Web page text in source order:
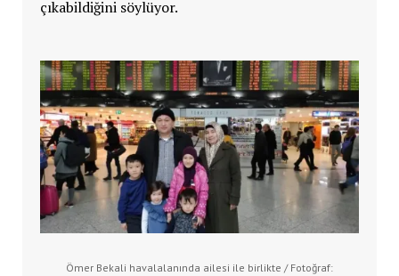
çıkabildiğini söylüyor.
Ömer Bekali havalalanında ailesi ile birlikte / Fotoğraf: